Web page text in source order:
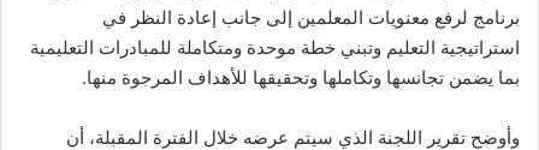
برنامج لرفع معنويات المعلمين إلى جانب إعادة النظر في
استراتيجية التعليم وتبني خطة موحدة ومتكاملة للمبادرات التعليمية
بما يضمن تجانسها وتكاملها وتحقيقها للأهداف المرجوة منها.
وأوضح تقرير اللجنة الذي سيتم عرضه خلال الفترة المقبلة، أن